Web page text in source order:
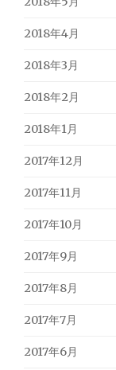
2018年4月
2018年3月
2018年2月
2018年1月
2017年12月
2017年11月
2017年10月
2017年9月
2017年8月
2017年7月
2017年6月